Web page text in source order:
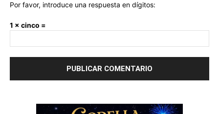
Por favor, introduce una respuesta en dígitos:
1 × cinco =